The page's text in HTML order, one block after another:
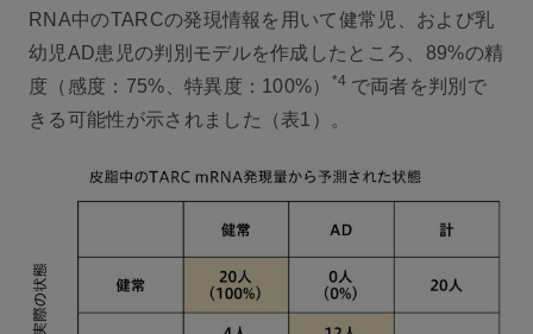
RNA中のTARCの発現情報を用いて健常児、および乳
幼児AD患児の判別モデルを作成したところ、89%の精
度（感度：75%、特異度：100%）
*4 で両者を判別で
きる可能性が示されました（表1）。